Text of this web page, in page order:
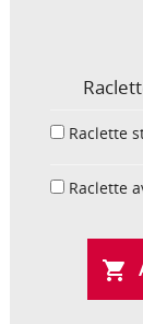
Raclette
Raclette
